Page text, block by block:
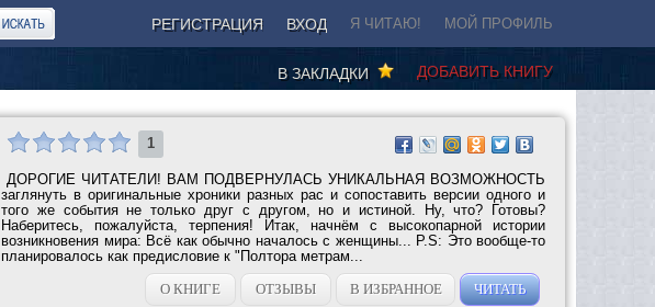
РЕГИСТРАЦИЯ ВХОД Я ЧИТАЮ! МОЙ ПРОФИЛЬ
ДОБАВИТЬ КНИГУ
В ЗАКЛАДКИ
1
ДОРОГИЕ ЧИТАТЕЛИ! ВАМ ПОДВЕРНУЛАСЬ УНИКАЛЬНАЯ ВОЗМОЖНОСТЬ
заглянуть в оригинальные хроники разных рас и сопоставить версии одного и
того же события не только друг с другом, но и истиной. Ну, что? Готовы?
Наберитесь, пожалуйста, терпения! Итак, начнём с высокопарной истории
возникновения мира: Всё как обычно началось с женщины... P.S: Это вообще-то
планировалось как предисловие к "Полтора метрам...
О КНИГЕ
ОТЗЫВЫ В ИЗБРАННОЕ ЧИТАТЬ